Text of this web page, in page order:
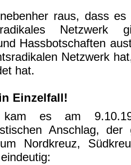
raus, dass
Netzwerk
Hassbotschaften
Netzwerk
hat.
Einzelfall!
es am
Anschlag,
Nordkreuz,